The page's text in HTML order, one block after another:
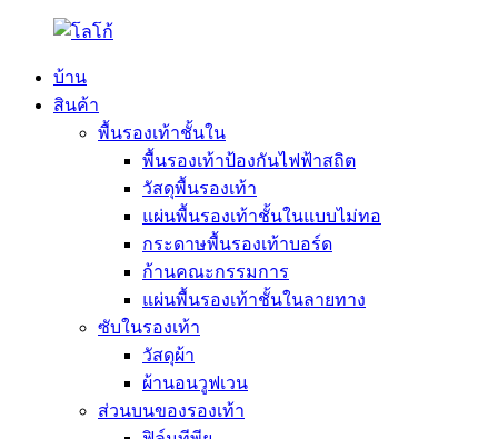
บ้าน
สินค้า
พื้นรองเท้าชั้นใน
พื้นรองเท้าป้องกันไฟฟ้าสถิต
วัสดุพื้นรองเท้า
แผ่นพื้นรองเท้าชั้นในแบบไม่ทอ
กระดาษพื้นรองเท้าบอร์ด
ก้านคณะกรรมการ
แผ่นพื้นรองเท้าชั้นในลายทาง
ซับในรองเท้า
วัสดุผ้า
ผ้านอนวูฟเวน
ส่วนบนของรองเท้า